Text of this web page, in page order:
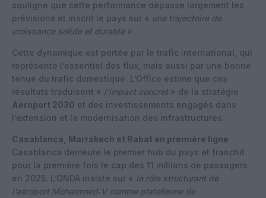
souligne que cette performance dépasse largement les
prévisions et inscrit le pays sur « une trajectoire de
croissance solide et durable ».
Cette dynamique est portée par le trafic international, qui
représente l’essentiel des flux, mais aussi par une bonne
tenue du trafic domestique. L’Office estime que ces
résultats traduisent « l’impact concret » de la stratégie
Aéroport 2030 et des investissements engagés dans
l’extension et la modernisation des infrastructures.
Casablanca, Marrakech et Rabat en première ligne
Casablanca demeure le premier hub du pays et franchit
pour la première fois le cap des 11 millions de passagers
en 2025. L’ONDA insiste sur « le rôle structurant de
l’aéroport Mohammed‑V comme plateforme de